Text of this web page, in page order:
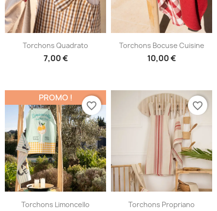
Torchons Quadrato
7,00 €
Torchons Bocuse Cuisine
10,00 €
Torchons Limoncello
PROMO !
favorite_border
Torchons Propriano
favorite_border